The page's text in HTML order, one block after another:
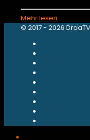
Mehr lesen
© 2017 - 2026